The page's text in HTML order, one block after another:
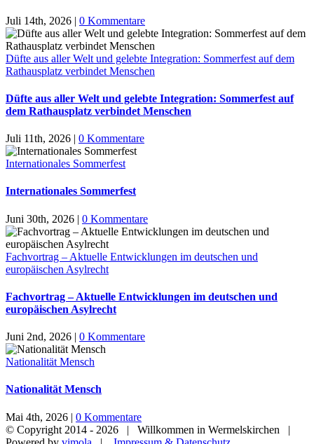
Juli 14th, 2026 | 0 Kommentare
Düfte aus aller Welt und gelebte Integration: Sommerfest auf dem
Rathausplatz verbindet Menschen
Düfte aus aller Welt und gelebte Integration: Sommerfest auf
dem Rathausplatz verbindet Menschen
Juli 11th, 2026 | 0 Kommentare
Internationales Sommerfest
Internationales Sommerfest
Juni 30th, 2026 | 0 Kommentare
Fachvortrag – Aktuelle Entwicklungen im deutschen und
europäischen Asylrecht
Fachvortrag – Aktuelle Entwicklungen im deutschen und
europäischen Asylrecht
Juni 2nd, 2026 | 0 Kommentare
Nationalität Mensch
Nationalität Mensch
Mai 4th, 2026 | 0 Kommentare
© Copyright 2014 - 2026 | Willkommen in Wermelskirchen |